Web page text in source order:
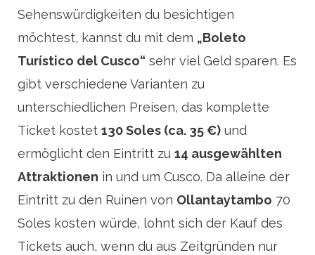
Sehenswürdigkeiten du besichtigen
möchtest, kannst du mit dem „Boleto
Turístico del Cusco“ sehr viel Geld sparen. Es
gibt verschiedene Varianten zu
unterschiedlichen Preisen, das komplette
Ticket kostet 130 Soles (ca. 35 €) und
ermöglicht den Eintritt zu 14 ausgewählten
Attraktionen in und um Cusco. Da alleine der
Eintritt zu den Ruinen von Ollantaytambo 70
Soles kosten würde, lohnt sich der Kauf des
Tickets auch, wenn du aus Zeitgründen nur